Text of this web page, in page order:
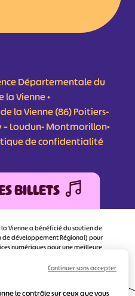
Départementale du
la Vienne •
la Vienne (86) Poitiers-
Loudun- Montmorillon•
de confidentialité
BILLETS
Vienne a bénéficié du soutien de
de développement Régional) pour
numériques pour une meilleure
le contrôle sur ceux que vous
Continuer sans accepter